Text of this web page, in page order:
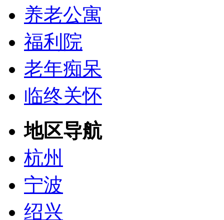
养老公寓
福利院
老年痴呆
临终关怀
地区导航
杭州
宁波
绍兴